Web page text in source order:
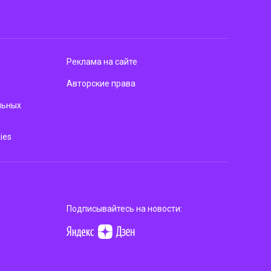
Реклама на сайте
Авторские права
Подписывайтесь на новости: